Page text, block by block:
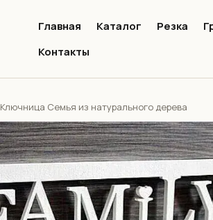
Главная Каталог Резка
Контакты
Ключница Семья из натурального дерева